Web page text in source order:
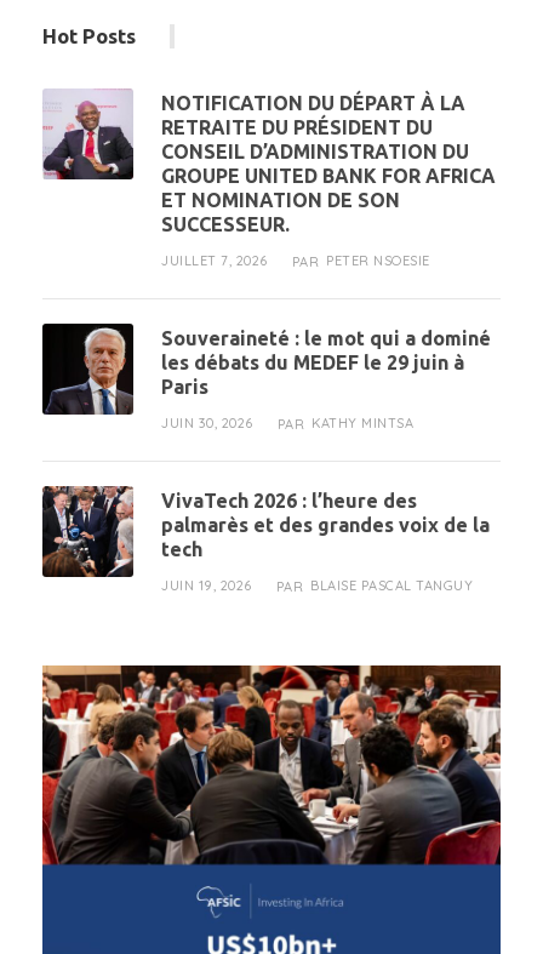
Hot Posts
NOTIFICATION DU DÉPART À LA
RETRAITE DU PRÉSIDENT DU
CONSEIL D’ADMINISTRATION DU
GROUPE UNITED BANK FOR AFRICA
ET NOMINATION DE SON
SUCCESSEUR.
JUILLET 7, 2026 PAR PETER NSOESIE
Souveraineté : le mot qui a dominé
les débats du MEDEF le 29 juin à
Paris
JUIN 30, 2026 PAR KATHY MINTSA
VivaTech 2026 : l’heure des
palmarès et des grandes voix de la
tech
JUIN 19, 2026 PAR BLAISE PASCAL TANGUY